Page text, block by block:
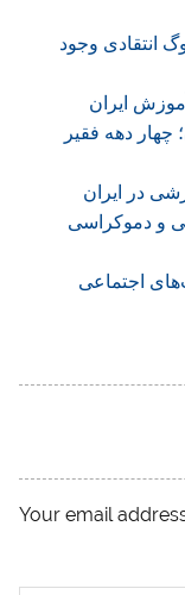
انتقادی وجود
ایران
چهار دهه فقیر
در ایران
و دموکراسی
اجتماعی
Your email